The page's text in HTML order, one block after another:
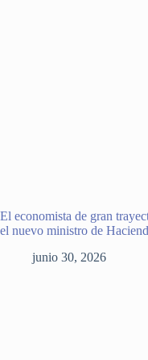
El economista de gran
el nuevo ministro de
junio 30, 2026